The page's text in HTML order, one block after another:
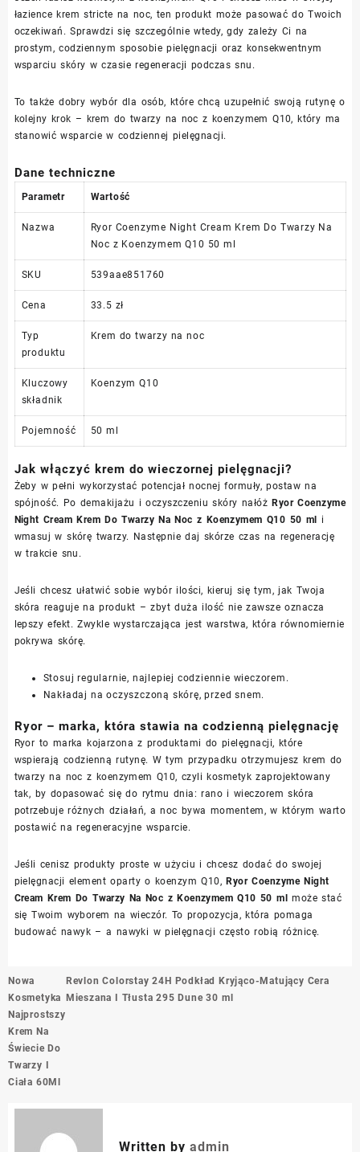
łazience krem stricte na noc, ten produkt może pasować do Twoich
oczekiwań. Sprawdzi się szczególnie wtedy, gdy zależy Ci na
prostym, codziennym sposobie pielęgnacji oraz konsekwentnym
wsparciu skóry w czasie regeneracji podczas snu.
To także dobry wybór dla osób, które chcą uzupełnić swoją rutynę o
kolejny krok – krem do twarzy na noc z koenzymem Q10, który ma
stanowić wsparcie w codziennej pielęgnacji.
Dane techniczne
Parametr Wartość
Nazwa
Ryor Coenzyme Night Cream Krem Do Twarzy Na
Noc z Koenzymem Q10 50 ml
SKU 539aae851760
Cena 33.5 zł
Typ
produktu
Krem do twarzy na noc
Kluczowy
składnik
Koenzym Q10
Pojemność 50 ml
Jak włączyć krem do wieczornej pielęgnacji?
Żeby w pełni wykorzystać potencjał nocnej formuły, postaw na
spójność. Po demakijażu i oczyszczeniu skóry nałóżRyor Coenzyme
Night Cream Krem Do Twarzy Na Noc z Koenzymem Q10 50 ml i
wmasuj w skórę twarzy. Następnie daj skórze czas na regenerację
w trakcie snu.
Jeśli chcesz ułatwić sobie wybór ilości, kieruj się tym, jak Twoja
skóra reaguje na produkt – zbyt duża ilość nie zawsze oznacza
lepszy efekt. Zwykle wystarczająca jest warstwa, która równomiernie
pokrywa skórę.
Stosuj regularnie, najlepiej codziennie wieczorem.
Nakładaj na oczyszczoną skórę, przed snem.
Ryor – marka, która stawia na codzienną pielęgnację
Ryor to marka kojarzona z produktami do pielęgnacji, które
wspierają codzienną rutynę. W tym przypadku otrzymujesz krem do
twarzy na noc z koenzymem Q10, czyli kosmetyk zaprojektowany
tak, by dopasować się do rytmu dnia: rano i wieczorem skóra
potrzebuje różnych działań, a noc bywa momentem, w którym warto
postawić na regeneracyjne wsparcie.
Jeśli cenisz produkty proste w użyciu i chcesz dodać do swojej
pielęgnacji element oparty o koenzym Q10,Ryor Coenzyme Night
Cream Krem Do Twarzy Na Noc z Koenzymem Q10 50 ml może stać
się Twoim wyborem na wieczór. To propozycja, która pomaga
budować nawyk – a nawyki w pielęgnacji często robią różnicę.
Nawigacja
wpisu
Nowa
Kosmetyka
Najprostszy
Krem Na
Świecie Do
Twarzy I
Ciała 60Ml
Revlon Colorstay 24H Podkład Kryjąco-Matujący Cera
Mieszana I Tłusta 295 Dune 30 ml
Written by admin